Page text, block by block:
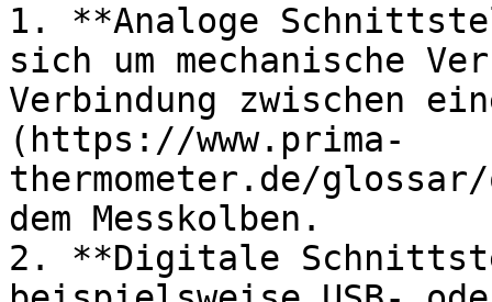
1. **Analoge
sich um mechanische
Verbindung zwischen
(https://www.prima-
thermometer.de/
dem Messkolben.
2. **Digitale